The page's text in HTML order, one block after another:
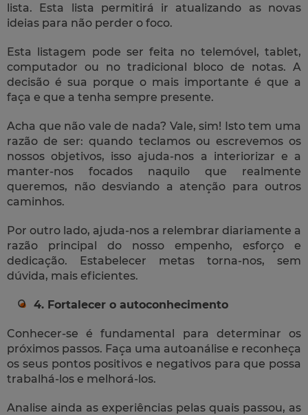
lista. Esta lista permitirá ir atualizando as novas
ideias para não perder o foco.
Esta listagem pode ser feita no telemóvel, tablet,
computador ou no tradicional bloco de notas. A
decisão é sua porque o mais importante é que a
faça e que a tenha sempre presente.
Acha que não vale de nada? Vale, sim! Isto tem uma
razão de ser: quando teclamos ou escrevemos os
nossos objetivos, isso ajuda-nos a interiorizar e a
manter-nos focados naquilo que realmente
queremos, não desviando a atenção para outros
caminhos.
Por outro lado, ajuda-nos a relembrar diariamente a
razão principal do nosso empenho, esforço e
dedicação. Estabelecer metas torna-nos, sem
dúvida, mais eficientes.
4. Fortalecer o autoconhecimento
Conhecer-se é fundamental para determinar os
próximos passos. Faça uma autoanálise e reconheça
os seus pontos positivos e negativos para que possa
trabalhá-los e melhorá-los.
Analise ainda as experiências pelas quais passou, as